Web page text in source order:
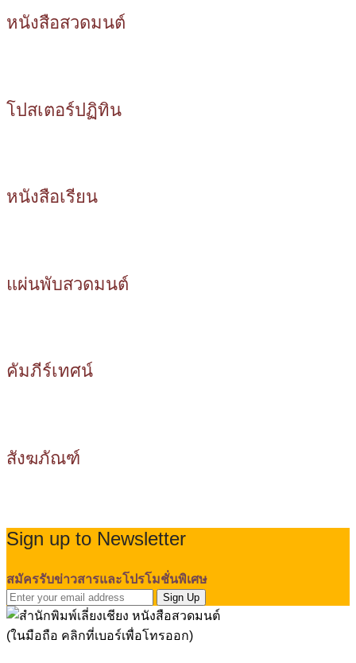
หนังสือสวดมนต์
โปสเตอร์ปฏิทิน
หนังสือเรียน
แผ่นพับสวดมนต์
คัมภีร์เทศน์
สังฆภัณฑ์
Sign up to Newsletter
สมัครรับข่าวสารและโปรโมชั่นพิเศษ
Sign Up
(ในมือถือ คลิกที่เบอร์เพื่อโทรออก)